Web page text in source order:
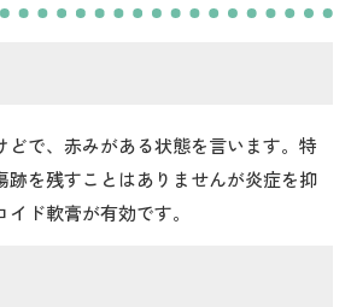
どで、赤みがある状態を言います。特
跡を残すことはありませんが炎症を抑
ド軟膏が有効です。